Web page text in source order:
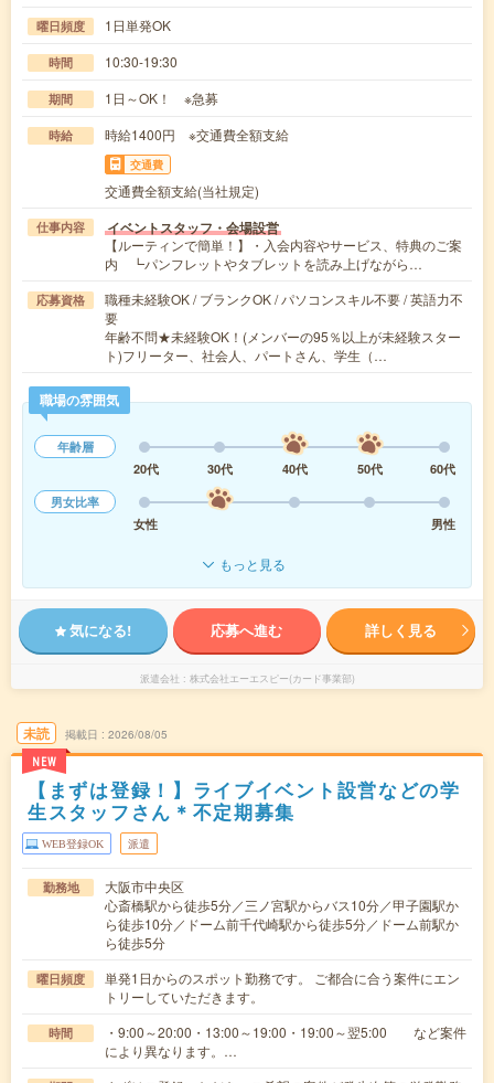
曜日頻度 1日単発OK
時間 10:30-19:30
期間 1日～OK！ ※急募
時給 時給1400円 ※交通費全額支給
交通費
交通費全額支給(当社規定)
仕事内容 イベントスタッフ・会場設営
【ルーティンで簡単！】・入会内容やサービス、特典のご案
内 ┗パンフレットやタブレットを読み上げながら…
応募資格
職種未経験OK / ブランクOK / パソコンスキル不要 / 英語力不
要
年齢不問★未経験OK！(メンバーの95％以上が未経験スター
ト)フリーター、社会人、パートさん、学生（…
職場の雰囲気
年齢層
20代
30代 40代 50代
60代
男女比率
女性
男性
もっと見る
気になる! 応募へ進む 詳しく見る
派遣会社 株式会社エーエスピー(カード事業部)
未読
NEW
掲載日 2026/08/05
【まずは登録！】ライブイベント設営などの学
生スタッフさん＊不定期募集
WEB登録OK 派遣
勤務地
大阪市中央区
心斎橋駅から徒歩5分／三ノ宮駅からバス10分／甲子園駅か
ら徒歩10分／ドーム前千代崎駅から徒歩5分／ドーム前駅か
ら徒歩5分
曜日頻度
単発1日からのスポット勤務です。 ご都合に合う案件にエン
トリーしていただきます。
時間
・9:00～20:00・13:00～19:00・19:00～翌5:00 など案件
により異なります。…